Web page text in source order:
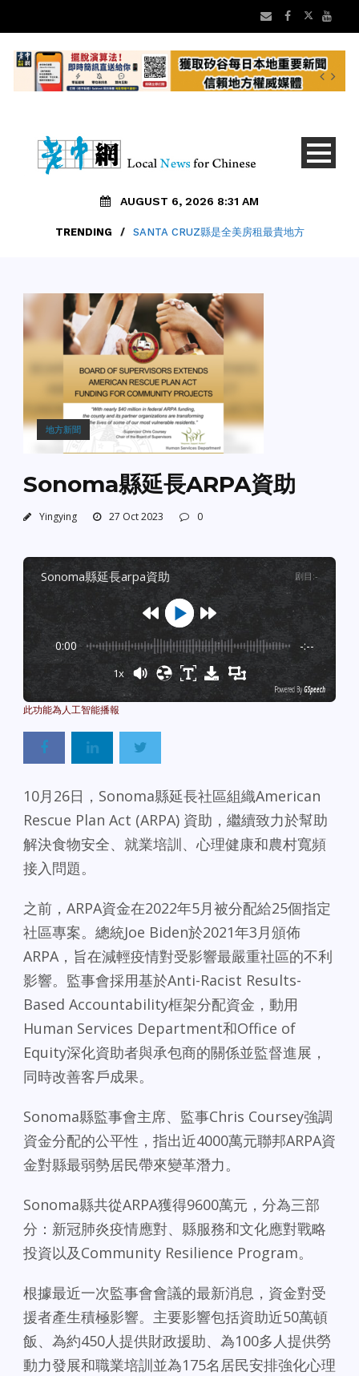
AUGUST 6, 2026 8:31 AM
TRENDING / SANTA CRUZ縣是全美房租最貴地方
地方新聞
Sonoma縣延長ARPA資助
Yingying 27 Oct 2023 0
sonoma縣延長arpa資助 剧目 :-
0:00 -:--
1x
Powered By GSpeech
10月26日，Sonoma縣延長社區組織American
Rescue Plan Act (ARPA) 資助，繼續致力於幫助
解決食物安全、就業培訓、心理健康和農村寬頻
接入問題。
之前，ARPA資金在2022年5月被分配給25個指定
社區專案。總統Joe Biden於2021年3月頒佈
ARPA，旨在減輕疫情對受影響最嚴重社區的不利
影響。監事會採用基於Anti-Racist Results-
Based Accountability框架分配資金，動用
Human Services Department和Office of
Equity深化資助者與承包商的關係並監督進展，
同時改善客戶成果。
Sonoma縣監事會主席、監事Chris Coursey強調
資金分配的公平性，指出近4000萬元聯邦ARPA資
金對縣最弱勢居民帶來變革潛力。
Sonoma縣共從ARPA獲得9600萬元，分為三部
分：新冠肺炎疫情應對、縣服務和文化應對戰略
投資以及Community Resilience Program。
根據最近一次監事會會議的最新消息，資金對受
援者產生積極影響。主要影響包括資助近50萬頓
飯、為約450人提供財政援助、為100多人提供勞
動力發展和職業培訓並為175名居民安排強化心理